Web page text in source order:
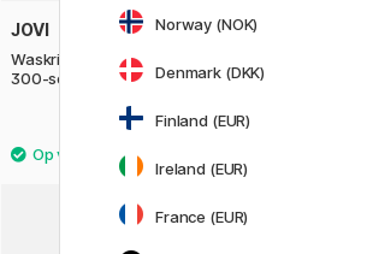
JOVI
Waskrijtjes Jumbo Easy Grip
300-set (2 jaar+)
125.50 €
Norway (NOK)
Denmark (DKK)
Finland (EUR)
Ireland (EUR)
France (EUR)